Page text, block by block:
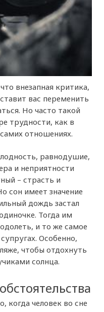
внезапная критика,
вас переменить
Но часто такой
трудности, как в
отношениях.
равнодушие,
и неприятности
– страсть и
сон имеет значение
дождь застал
Тогда им
и то же самое
Особенно,
чтобы отдохнуть
солнца.
когда человек во сне